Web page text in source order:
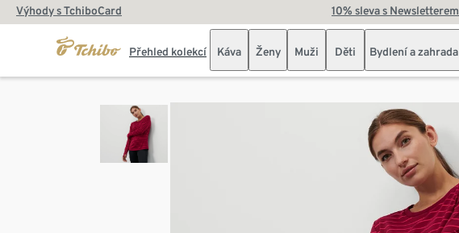
Výhody s TchiboCard 10% sleva s Newsletterem
Přehled kolekcí Káva Ženy Muži Děti Bydlení a zahrada